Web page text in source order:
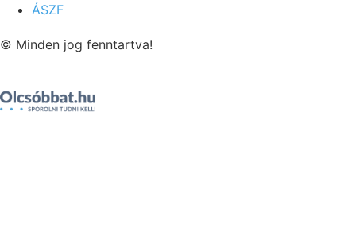
ÁSZF
© Minden jog fenntartva!